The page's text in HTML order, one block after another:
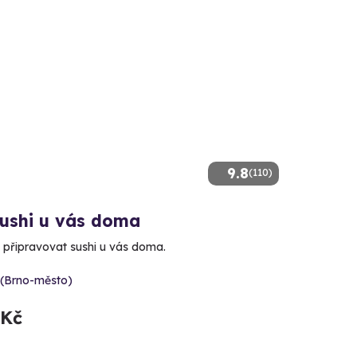
9.8(110)
u vás doma
připravovat sushi u vás doma.
město)